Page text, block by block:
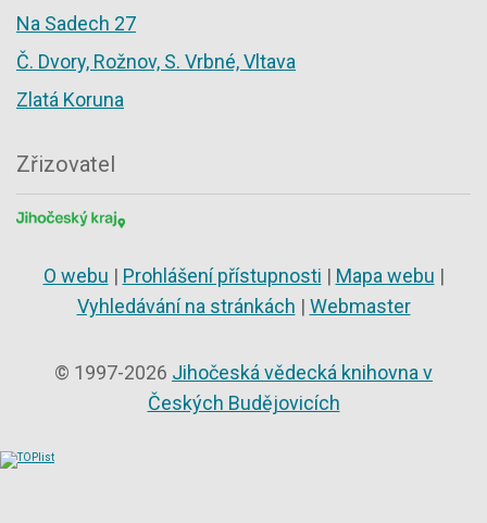
Na Sadech 27
Č. Dvory, Rožnov, S. Vrbné, Vltava
Zlatá Koruna
Zřizovatel
O webu | Prohlášení přístupnosti | Mapa webu |
Vyhledávání na stránkách | Webmaster
© 1997-2026 Jihočeská vědecká knihovna v
Českých Budějovicích